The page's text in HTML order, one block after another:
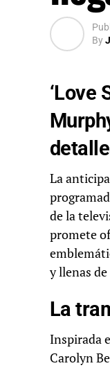
By
‘Love
La
de la
promete
y llenas
La
Inspirada
Carolyn